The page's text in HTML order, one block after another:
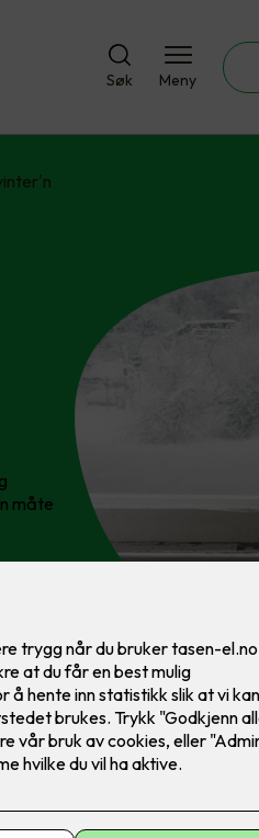
Søk Meny
måte